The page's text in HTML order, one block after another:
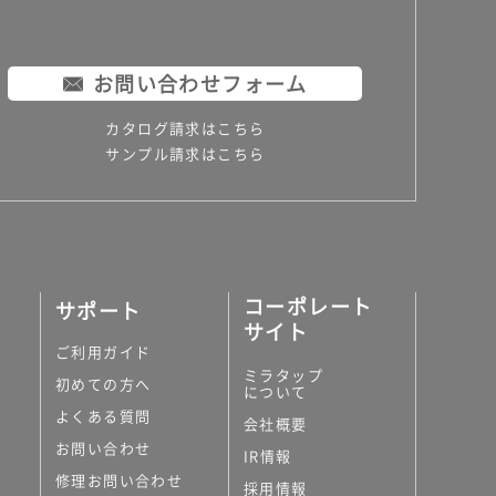
お問い合わせフォーム
カタログ請求はこちら
サンプル請求はこちら
サポート
ご利用ガイド
初めての方へ
よくある質問
お問い合わせ
修理お問い合わせ
コーポレート
サイト
ミラタップ
について
会社概要
IR情報
採用情報